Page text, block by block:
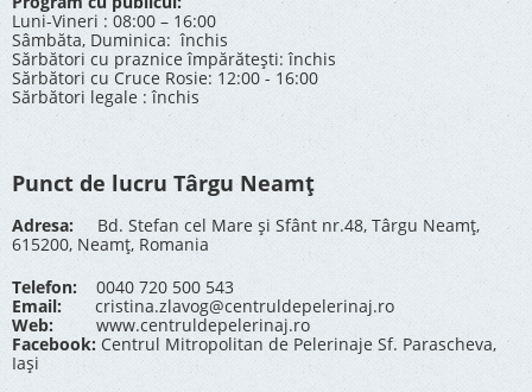
Luni-Vineri : 08:00 – 16:00
Sâmbăta, Duminica: închis
Sărbători cu praznice împărătești: închis
Sărbători cu Cruce Rosie: 12:00 - 16:00
Sărbători legale : închis
Punct de lucru Târgu Neamț
Adresa: Bd. Stefan cel Mare și Sfânt nr.48, Târgu Neamț,
615200, Neamț, Romania
Telefon: 0040 720 500 543
Email:
cristina.zlavog@centruldepelerinaj.ro
Web:
www.centruldepelerinaj.ro
Facebook: Centrul Mitropolitan de Pelerinaje Sf. Parascheva,
Iași